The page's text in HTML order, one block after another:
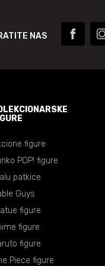
NAS
figure
POP! figure
patkice
Guys
figure
figure
figure
Piece figure